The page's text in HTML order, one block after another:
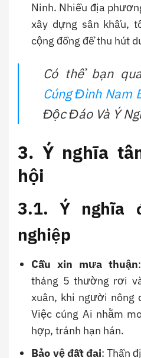
Ninh. Nhiều địa
xây dựng sân khấu,
cộng đồng để thu hút
Có thể bạn
Cúng Đình Nam
Độc Đáo Và Ý
3. Ý nghĩa
hội
3.1. Ý nghĩa
nghiệp
Cầu xin mưa thuận
tháng 5 thường rơi
xuân, khi người nông
Việc cúng Ai nhằm
hợp, tránh hạn hán.
Bảo vệ đất đai: Thần